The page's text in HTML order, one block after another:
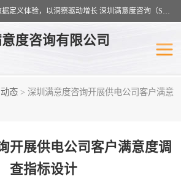
深耕满意度调研18载，用数据定义体验，以洞察驱动增长 深圳满意度咨询（SSC）：十八年专注，丈量每一份体验。
度咨询有限公司
态 > 深圳满意度咨询开展供电公司客户满意
开展供电公司客户满意度调
查指标设计
医疗服务业满意度
查 餐饮业满意度调查